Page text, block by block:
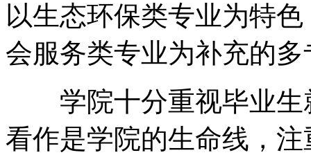
以生态环保类专业为特
会服务类专业为补充的
学院十分重视毕业生
看作是学院的生命线，